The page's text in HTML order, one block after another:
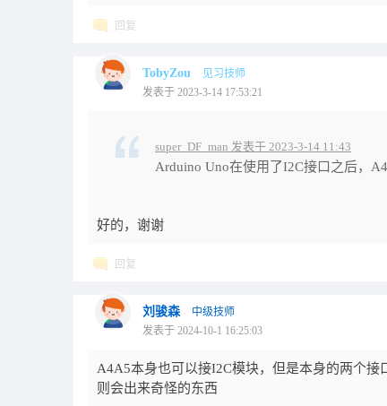
回复
TobyZou
见习技师
发表于 2023-3-14 17:53:21
super_DF_man 发表于 2023-3-14 11:43
Arduino Uno在使用了I2C接口之后，
好的，谢谢
回复
刘骏森
中级技师
发表于 2024-10-1 16:25:03
A4A5本身也可以接I2C模块，但是本身的两个
则会出来奇怪的东西